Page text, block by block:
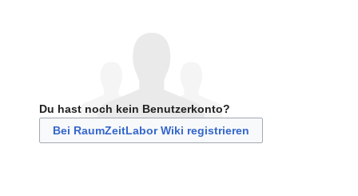
Du hast noch kein Benutzerkonto?
Bei RaumZeitLabor Wiki registrieren